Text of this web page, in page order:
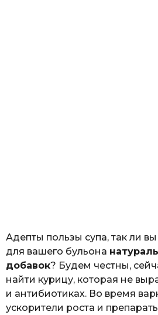
Адепты пользы супа, так ли
для вашего бульона
добавок? Будем честны,
найти курицу, которая не
и антибиотиках. Во время
ускорители роста и